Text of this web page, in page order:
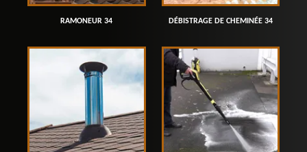
RAMONEUR 34 DÉBISTRAGE DE CHEMINÉE 34